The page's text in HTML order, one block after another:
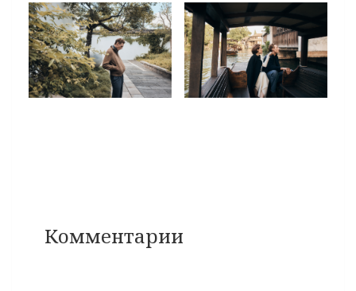
Комментарии